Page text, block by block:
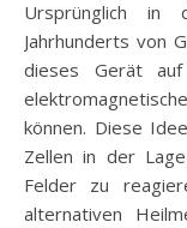
Ursprünglich
Jahrhunderts von
dieses Gerät
können. Diese
Zellen in der
Felder zu
alternativen